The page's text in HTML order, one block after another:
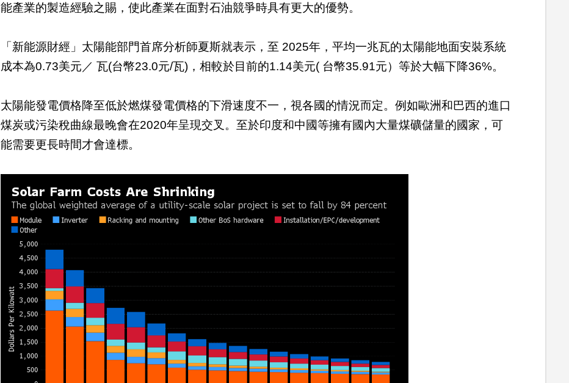
能產業的製造經驗之賜，使此產業在面對石油競爭時具有更大的優勢。
「新能源財經」太陽能部門首席分析師夏斯就表示，至 2025年，平均一兆瓦的太陽能地面安裝系統
成本為0.73美元／ 瓦(台幣23.0元/瓦)，相較於目前的1.14美元( 台幣35.91元）等於大幅下降36%。
太陽能發電價格降至低於燃煤發電價格的下滑速度不一，視各國的情況而定。例如歐洲和巴西的進口
煤炭或污染稅曲線最晚會在2020年呈現交叉。至於印度和中國等擁有國內大量煤礦儲量的國家，可
能需要更長時間才會達標。